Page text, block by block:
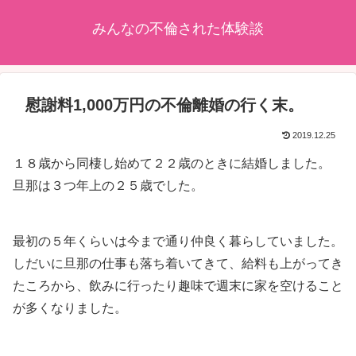
みんなの不倫された体験談
慰謝料1,000万円の不倫離婚の行く末。
2019.12.25
１８歳から同棲し始めて２２歳のときに結婚しました。
旦那は３つ年上の２５歳でした。
最初の５年くらいは今まで通り仲良く暮らしていました。
しだいに旦那の仕事も落ち着いてきて、給料も上がってき
たころから、飲みに行ったり趣味で週末に家を空けること
が多くなりました。